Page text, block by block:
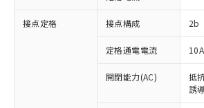
接点定格 接点構成 2b
定格通電電流 10A
開閉能力(AC)
抵
誘
ご利用条件
以下の条件をお読みいただき、
対応予定：EU RoHS指令（10物
有に対応した製品に切り替える
対応予定なし：EU RoHS指令
非含有に非対応の商品で、対応